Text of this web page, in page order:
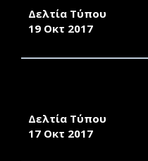
Δελτία Τύπου
19 Οκτ 2017
Δελτία Τύπου
17 Οκτ 2017